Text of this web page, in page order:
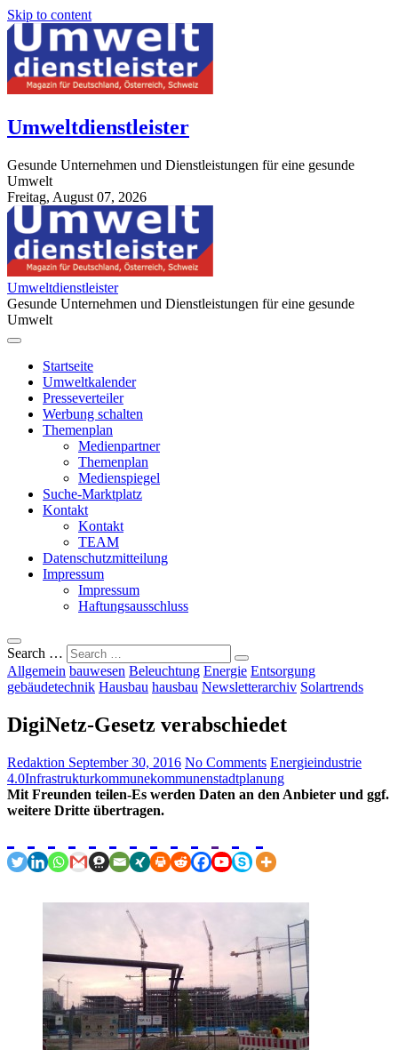
Skip to content
Umweltdienstleister
Gesunde Unternehmen und Dienstleistungen für eine gesunde
Umwelt
Freitag, August 07, 2026
StuttgartApotheke.com
Umweltdienstleister
Gesunde Unternehmen und Dienstleistungen für eine gesunde
Umwelt
Startseite
Umweltkalender
Presseverteiler
Werbung schalten
Themenplan
Medienpartner
Themenplan
Medienspiegel
Suche-Marktplatz
Kontakt
Kontakt
TEAM
Datenschutzmitteilung
Impressum
Impressum
Haftungsausschluss
Search …
Allgemein bauwesen Beleuchtung Energie Entsorgung
gebäudetechnik Hausbau hausbau Newsletterarchiv Solartrends
DigiNetz-Gesetz verabschiedet
Redaktion September 30, 2016 No Comments Energieindustrie
4.0Infrastrukturkommunekommunenstadtplanung
Mit Freunden teilen-Es werden Daten an den Anbieter und ggf.
weitere Dritte übertragen.